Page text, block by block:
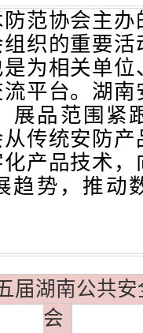
范协会主
织的重要
为相关单
平台。湖
展品范围紧
传统安防
产品技术
趋势，推动
届湖南公共
会